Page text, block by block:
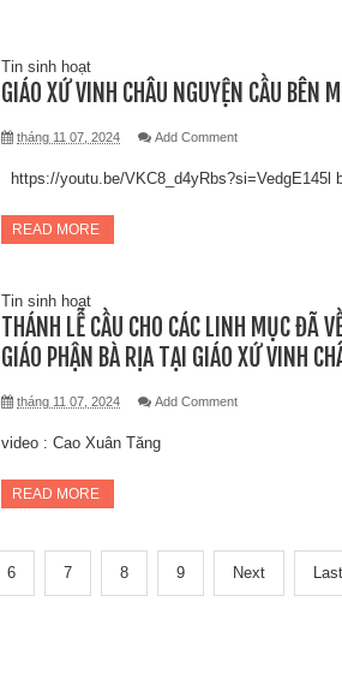
Tin sinh hoạt
GIÁO XỨ VINH CHÂU NGUYỆN CẦU BÊN
tháng 11 07, 2024 Add Comment
https://youtu.be/VKC8_d4yRbs?si=VedgE145l
READ MORE
Tin sinh hoạt
THÁNH LỄ CẦU CHO CÁC LINH MỤC ĐÃ
GIÁO PHẬN BÀ RỊA TẠI GIÁO XỨ VINH
tháng 11 07, 2024 Add Comment
video : Cao Xuân Tăng
READ MORE
6 7 8 9 Next Last